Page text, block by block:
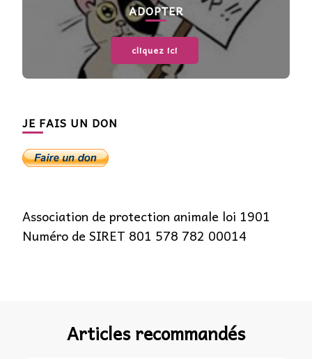
ADOPTER
cliquez ici
JE FAIS UN DON
Association de protection animale loi 1901
Numéro de SIRET 801 578 782 00014
Articles recommandés